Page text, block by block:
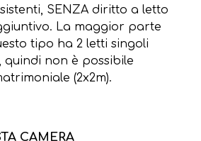
SENZA diritto a letto
La maggior parte
tipo ha 2 letti singoli
quindi non è possibile
(2x2m).
CAMERA